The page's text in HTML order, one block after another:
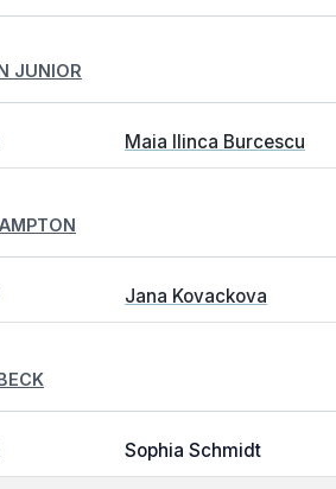
JUNIOR
Maia Ilinca Burcescu
Jana Kovackova
Sophia Schmidt